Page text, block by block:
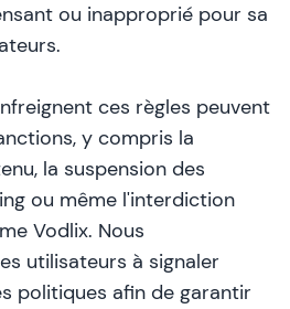
ou inapproprié pour sa
ces règles peuvent
y compris la
la suspension des
ou même l'interdiction
Vodlix. Nous
utilisateurs à signaler
politiques afin de garantir